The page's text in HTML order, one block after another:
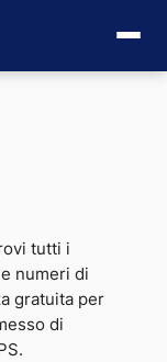
tutti i
numeri di
gratuita per
di